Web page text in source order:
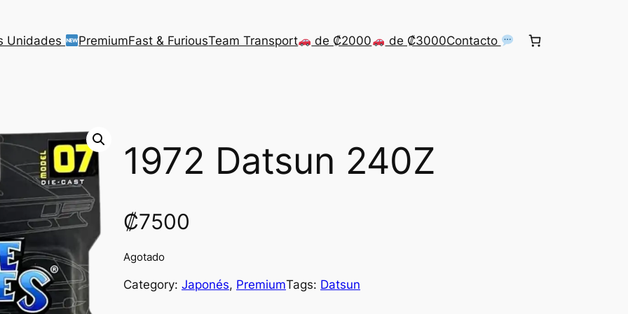
Unidades PremiumFast & FuriousTeam Transport de ₡2000 de ₡3000Contacto
1972 Datsun 240Z
₡7500
Agotado
Category: Japonés, PremiumTags: Datsun